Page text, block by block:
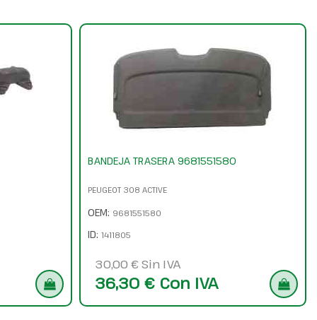
BANDEJA TRASERA 9681551580
PEUGEOT 308 ACTIVE
OEM: 9681551580
ID: 1411805
30,00 € Sin IVA
36,30 € Con IVA